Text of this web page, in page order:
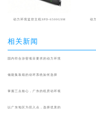
动力环境监控主机SPD-6500GSM 动
相关新闻
国内符合涉密项目要求的动力环境
储能集装箱的动环系统如何选择
掌握三点核心，广东的机房动环项
以广东地区为切入点，选择优质的